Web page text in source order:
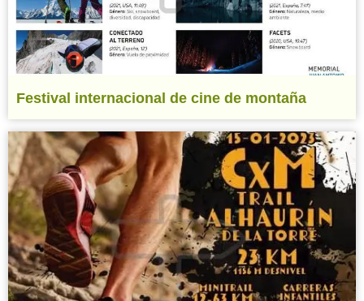
Festival internacional de cine de montaña